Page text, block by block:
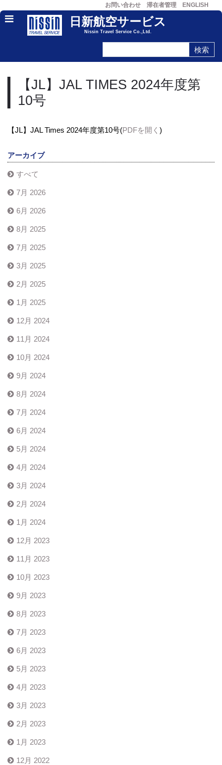
お問い合わせ 滞在者管理 ENGLISH
日新航空サービス
Nissin Travel Service Co.,Ltd.
【JL】JAL TIMES 2024年度第
10号
【JL】JAL Times 2024年度第10号(PDFを開く )
アーカイブ
すべて
7月 2026
6月 2026
8月 2025
7月 2025
3月 2025
2月 2025
1月 2025
12月 2024
11月 2024
10月 2024
9月 2024
8月 2024
7月 2024
6月 2024
5月 2024
4月 2024
3月 2024
2月 2024
1月 2024
12月 2023
11月 2023
10月 2023
9月 2023
8月 2023
7月 2023
6月 2023
5月 2023
4月 2023
3月 2023
2月 2023
1月 2023
12月 2022